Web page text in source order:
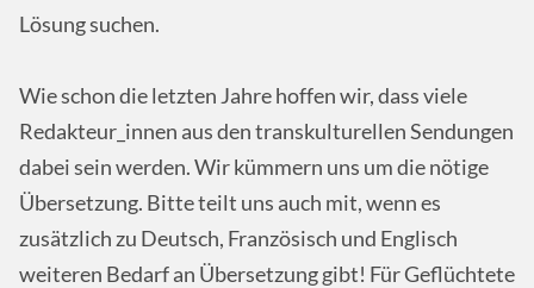
Lösung suchen.
Wie schon die letzten Jahre hoffen wir, dass viele
Redakteur_innen aus den transkulturellen Sendungen
dabei sein werden. Wir kümmern uns um die nötige
Übersetzung. Bitte teilt uns auch mit, wenn es
zusätzlich zu Deutsch, Französisch und Englisch
weiteren Bedarf an Übersetzung gibt! Für Geflüchtete